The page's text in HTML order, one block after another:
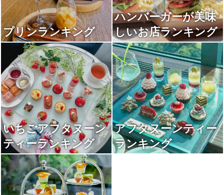
プリンランキング
ハンバーガーが美味
しいお店ランキング
いちごアフタヌーン
ティーランキング
アフタヌーンティー
ランキング